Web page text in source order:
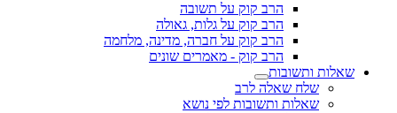
הרב קוק על תשובה
הרב קוק על גלות, גאולה
הרב קוק על חברה, מדינה, מלחמה
הרב קוק - מאמרים שונים
שאלות ותשובות
שלח שאלה לרב
שאלות ותשובות לפי נושא